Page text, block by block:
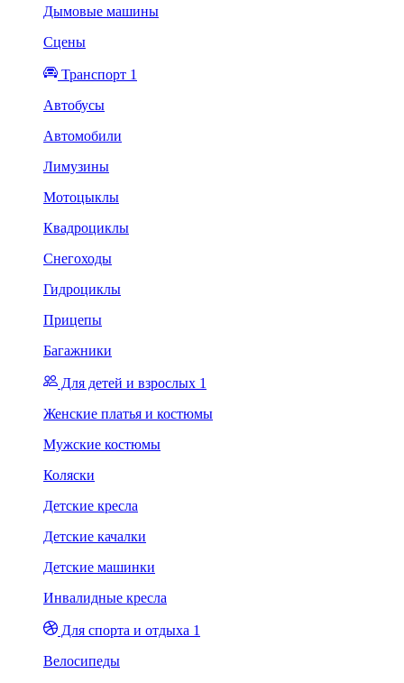
Дымовые машины
Сцены
Транспорт 1
Автобусы
Автомобили
Лимузины
Мотоцыклы
Квадроциклы
Снегоходы
Гидроциклы
Прицепы
Багажники
Для детей и взрослых 1
Женские платья и костюмы
Мужские костюмы
Коляски
Детские кресла
Детские качалки
Детские машинки
Инвалидные кресла
Для спорта и отдыха 1
Велосипеды